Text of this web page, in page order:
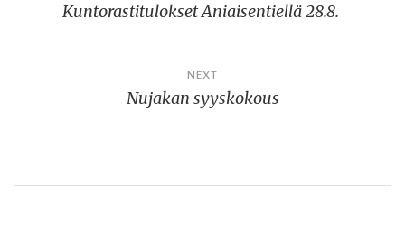
selausKuntorastitulokset Aniaisentiellä 28.8.
NEXT
Nujakan syyskokous